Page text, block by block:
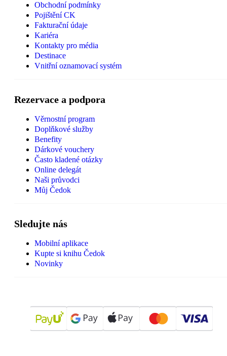
Obchodní podmínky
Pojištění CK
Fakturační údaje
Kariéra
Kontakty pro média
Destinace
Vnitřní oznamovací systém
Rezervace a podpora
Věrnostní program
Doplňkové služby
Benefity
Dárkové vouchery
Často kladené otázky
Online delegát
Naši průvodci
Můj Čedok
Sledujte nás
Mobilní aplikace
Kupte si knihu Čedok
Novinky